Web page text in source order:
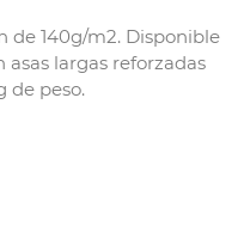
de 140g/m2. Disponible
asas largas reforzadas
de peso.